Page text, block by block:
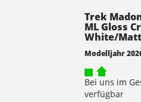
Trek
ML Gloss
White/
Modelljahr
Bei uns im
verfügbar